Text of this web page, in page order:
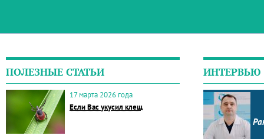
ПОЛЕЗНЫЕ СТАТЬИ
17 марта 2026 года
Если Вас укусил клещ
ИНТЕРВЬЮ